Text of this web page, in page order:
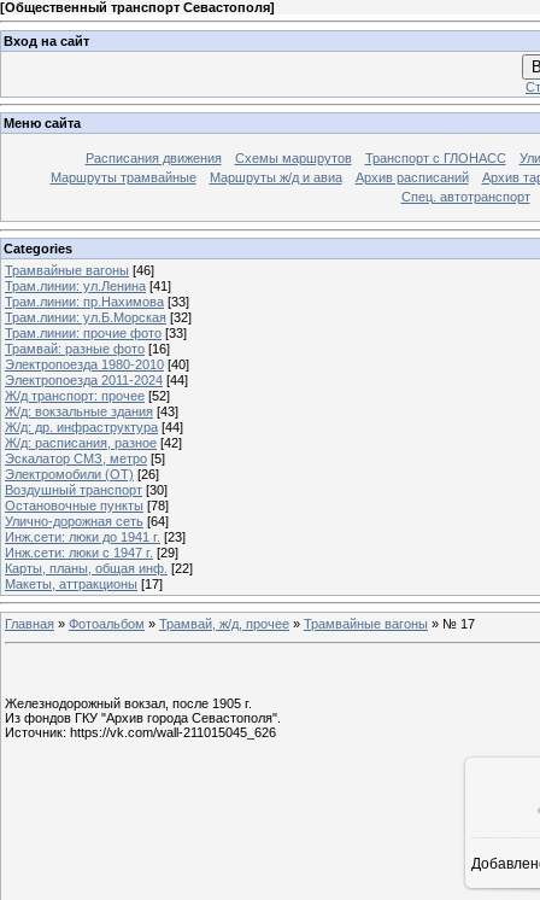
[Общественный транспорт Севастополя]
Вход на сайт
Меню сайта
Расписания движения Схемы маршрутов Транспорт с ГЛОНАСС
Маршруты трамвайные
Маршруты ж/д и авиа Архив расписаний
Архив
Спец. автотранспорт
Categories
Трамвайные вагоны [46]
Трам.линии: ул.Ленина [41]
Трам.линии: пр.Нахимова [33]
Трам.линии: ул.Б.Морская [32]
Трам.линии: прочие фото [33]
Трамвай: разные фото [16]
Электропоезда 1980-2010 [40]
Электропоезда 2011-2024 [44]
Ж/д транспорт: прочее [52]
Ж/д: вокзальные здания [43]
Ж/д: др. инфраструктура [44]
Ж/д: расписания, разное [42]
Эскалатор СМЗ, метро [5]
Электромобили (ОТ) [26]
Воздушный транспорт [30]
Остановочные пункты [78]
Улично-дорожная сеть [64]
Инж.сети: люки до 1941 г. [23]
Инж.сети: люки с 1947 г. [29]
Карты, планы, общая инф. [22]
Макеты, аттракционы [17]
Главная » Фотоальбом » Трамвай, ж/д, прочее » Трамвайные вагоны » № 17
Железнодорожный вокзал, после 1905 г.
Из фондов ГКУ "Архив города Севастополя".
Источник: https://vk.com/wall-211015045_626